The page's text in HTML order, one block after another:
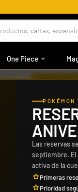
One Piece
cartas,
Las reservas
septiembre. El
activa de la
Primeras
Prioridad
› MAGIC X THE